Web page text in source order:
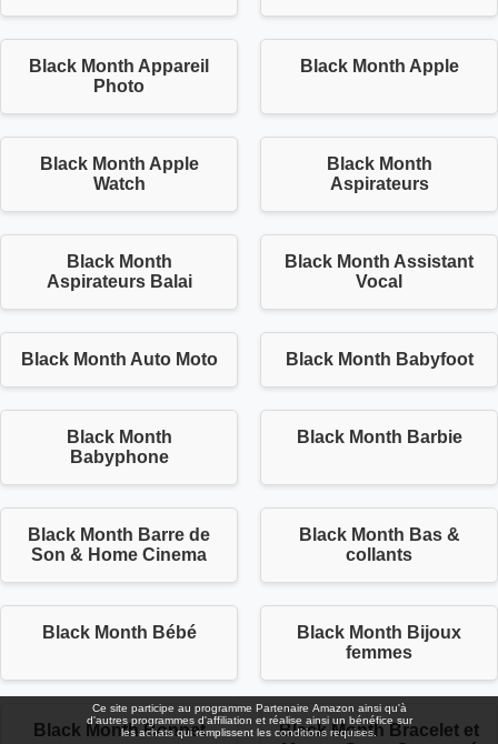
Black Month Appareil
Photo
Black Month Apple
Black Month Apple
Watch
Black Month
Aspirateurs
Black Month
Aspirateurs Balai
Black Month Assistant
Vocal
Black Month Auto Moto Black Month Babyfoot
Black Month
Babyphone
Black Month Barbie
Black Month Barre de
Son & Home Cinema
Black Month Bas &
collants
Black Month Bébé
Black Month Bijoux
femmes
Black Month Bonnet
Black Month Bracelet et
Ce site participe au programme Partenaire Αmazοn ainsi qu'à
d'autres programmes d'affiliation et réalise ainsi un bénéfice sur
les achats qui remplissent les conditions requises.